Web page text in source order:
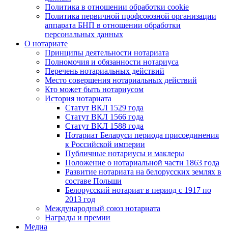
Политика в отношении обработки cookie
Политика первичной профсоюзной организации
аппарата БНП в отношении обработки
персональных данных
О нотариате
Принципы деятельности нотариата
Полномочия и обязанности нотариуса
Перечень нотариальных действий
Место совершения нотариальных действий
Кто может быть нотариусом
История нотариата
Статут ВКЛ 1529 года
Статут ВКЛ 1566 года
Статут ВКЛ 1588 года
Нотариат Беларуси периода присоединения
к Российской империи
Публичные нотариусы и маклеры
Положение о нотариальной части 1863 года
Развитие нотариата на белорусских землях в
составе Польши
Белорусский нотариат в период с 1917 по
2013 год
Международный союз нотариата
Награды и премии
Медиа